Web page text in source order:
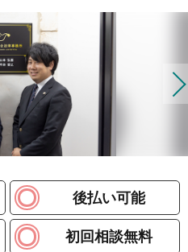
後払い可能
初回相談無料